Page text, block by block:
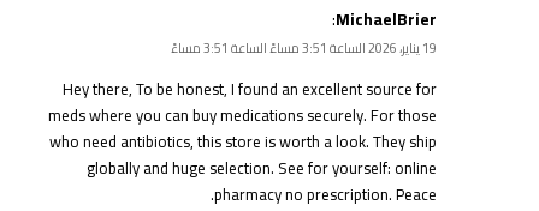
MichaelBrier
:
19 يناير، 2026 الساعة 3:51 مساءً الساعة 3:51 مساءً
Hey there, To be honest, I found an excellent source for
meds where you can buy medications securely. For those
who need antibiotics, this store is worth a look. They ship
globally and huge selection. See for yourself:online
pharmacy no prescription. Peace.